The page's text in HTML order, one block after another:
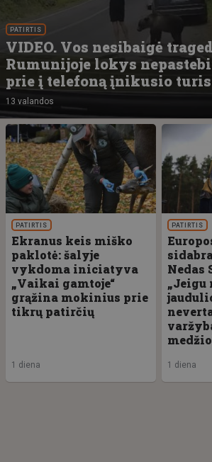
PATIRTIS
VIDEO. Vos nesibaigė
Rumunijoje lokys
prie į telefoną įnikusio
13 valandos
PATIRTIS
Ekranus keis miško
paklotė: šalyje
vykdoma iniciatyva
„Vaikai gamtoje“
grąžina mokinius prie
tikrų patirčių
1 diena
PATIRTIS
Nedas
„Jeigu
1 diena